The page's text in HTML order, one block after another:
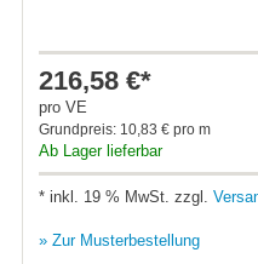
216,58 €*
pro VE
Grundpreis: 10,83 € pro m
Ab Lager lieferbar
* inkl. 19 % MwSt. zzgl.
» Zur Musterbestellung